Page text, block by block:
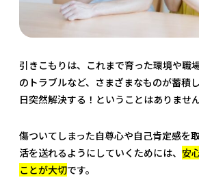
引きこもりは、これまで育った環境や職
のトラブルなど、さまざまなものが蓄積
日突然解決する！ということはありません
傷ついてしまった自尊心や自己肯定感を
活を送れるようにしていくためには、 安
ことが大切です。